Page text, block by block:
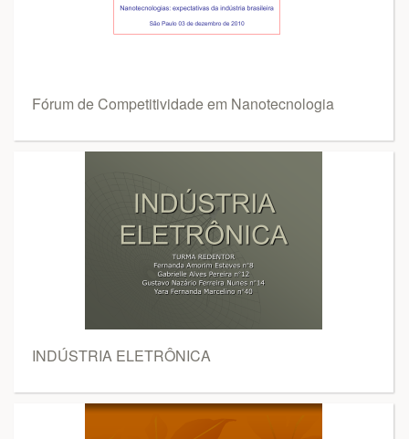
Fórum de Competitividade em Nanotecnologia
INDÚSTRIA ELETRÔNICA